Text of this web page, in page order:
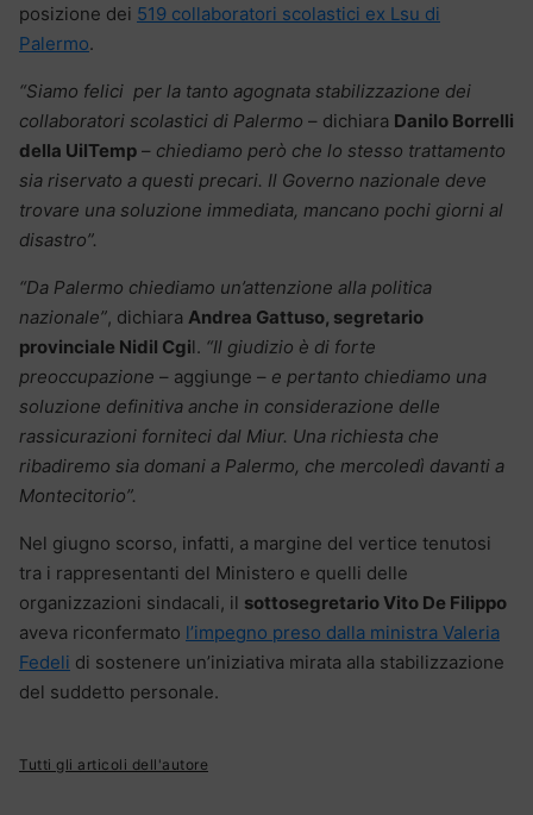
posizione dei 519 collaboratori scolastici ex Lsu di
Palermo.
“Siamo felici per la tanto agognata stabilizzazione dei
collaboratori scolastici di Palermo – dichiara Danilo Borrelli
della UilTemp – chiediamo però che lo stesso trattamento
sia riservato a questi precari. Il Governo nazionale deve
trovare una soluzione immediata, mancano pochi giorni al
disastro”.
“Da Palermo chiediamo un’attenzione alla politica
nazionale”, dichiara Andrea Gattuso, segretario
provinciale Nidil Cgil. “Il giudizio è di forte
preoccupazione – aggiunge – e pertanto chiediamo una
soluzione definitiva anche in considerazione delle
rassicurazioni forniteci dal Miur. Una richiesta che
ribadiremo sia domani a Palermo, che mercoledì davanti a
Montecitorio”.
Nel giugno scorso, infatti, a margine del vertice tenutosi
tra i rappresentanti del Ministero e quelli delle
organizzazioni sindacali, il sottosegretario Vito De Filippo
aveva riconfermato l’impegno preso dalla ministra Valeria
Fedeli di sostenere un’iniziativa mirata alla stabilizzazione
del suddetto personale.
Tutti gli articoli dell'autore